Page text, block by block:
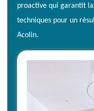
proactive qui garantit
techniques pour un
Acolin.